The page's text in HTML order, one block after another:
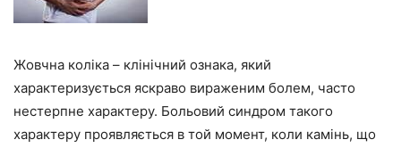
Жовчна коліка – клінічний ознака, який
характеризується яскраво вираженим болем, часто
нестерпне характеру. Больовий синдром такого
характеру проявляється в той момент, коли камінь, що